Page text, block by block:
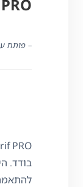
– פותח
בודד.